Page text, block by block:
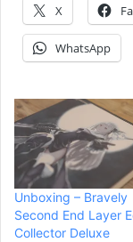
X
WhatsApp
Unboxing – Bravely
Second End Layer
Collector Deluxe